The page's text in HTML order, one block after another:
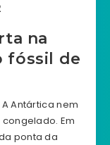
na
fóssil de
Antártica nem
Em
ponta da